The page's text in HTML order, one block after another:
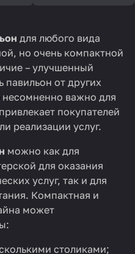
для любого вида
но очень компактной
– улучшенный
павильон от других
важно для
покупателей
реализации услуг.
можно как для
для оказания
услуг, так и для
Компактная и
может
столиками;